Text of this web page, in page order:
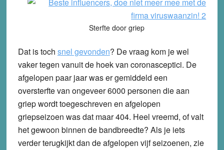
Sterfte door griep
Dat is toch snel gevonden? De vraag kom je wel
vaker tegen vanuit de hoek van coronasceptici. De
afgelopen paar jaar was er gemiddeld een
oversterfte van ongeveer 6000 personen die aan
griep wordt toegeschreven en afgelopen
griepseizoen was dat maar 404. Heel vreemd, of valt
het gewoon binnen de bandbreedte? Als je iets
verder terugkijkt dan de afgelopen vijf seizoenen, zie